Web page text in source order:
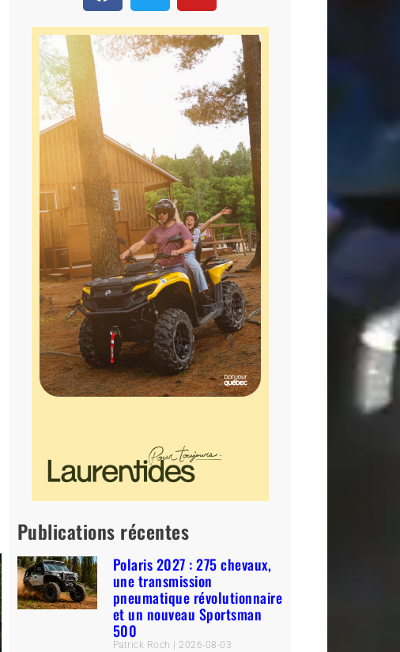
Publications récentes
Polaris 2027 : 275 chevaux,
une transmission
pneumatique révolutionnaire
et un nouveau Sportsman
500
Patrick Roch 2026-08-03